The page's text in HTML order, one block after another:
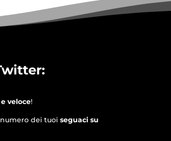
veloce!
dei tuoi seguaci su